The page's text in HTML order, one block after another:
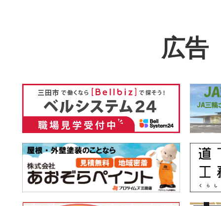
広告